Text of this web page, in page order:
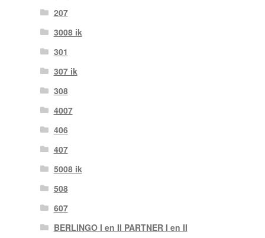
207
3008 ik
301
307 ik
308
4007
406
407
5008 ik
508
607
BERLINGO I en II PARTNER I en II